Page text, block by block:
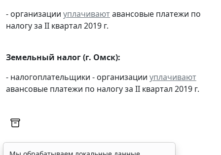
- организации уплачиваютавансовые платежи по
налогу за II квартал 2019 г.
Земельный налог (г. Омск):
- налогоплательщики - организации уплачивают
авансовые платежи по налогу за II квартал 2019 г.